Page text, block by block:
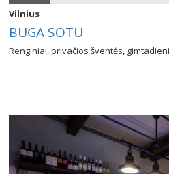
Vilnius
BUGA SOTU
Renginiai, privačios šventės,